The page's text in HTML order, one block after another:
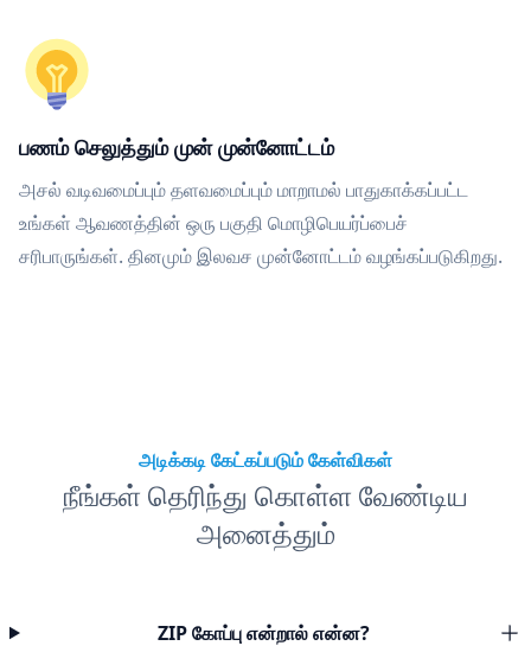
பணம் செலுத்தும் முன் முன்னோட்டம்
அசல் வடிவமைப்பும் தளவமைப்பும் மாறாமல் பாதுகாக்கப்பட்ட
உங்கள் ஆவணத்தின் ஒரு பகுதி மொழிபெயர்ப்பைச்
சரிபாருங்கள். தினமும் இலவச முன்னோட்டம் வழங்கப்படுகிறது.
அடிக்கடி கேட்கப்படும் கேள்விகள்
நீங்கள் தெரிந்து கொள்ள வேண்டிய
அனைத்தும்
ZIP கோப்பு என்றால் என்ன?